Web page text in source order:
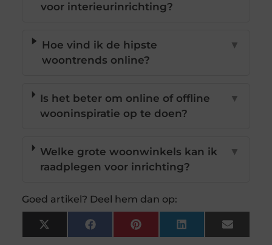
voor interieurinrichting?
Hoe vind ik de hipste
woontrends online?
▼
Is het beter om online of offline
wooninspiratie op te doen?
▼
Welke grote woonwinkels kan ik
raadplegen voor inrichting?
▼
Goed artikel? Deel hem dan op:
X
(Twitter)
FacebookPinterestLinkedInEmail